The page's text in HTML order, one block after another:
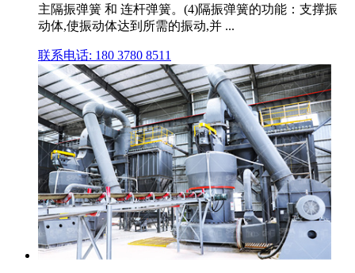
主隔振弹簧 和 连杆弹簧。(4)隔振弹簧的功能：支撑振
动体,使振动体达到所需的振动,并 ...
联系电话: 180 3780 8511